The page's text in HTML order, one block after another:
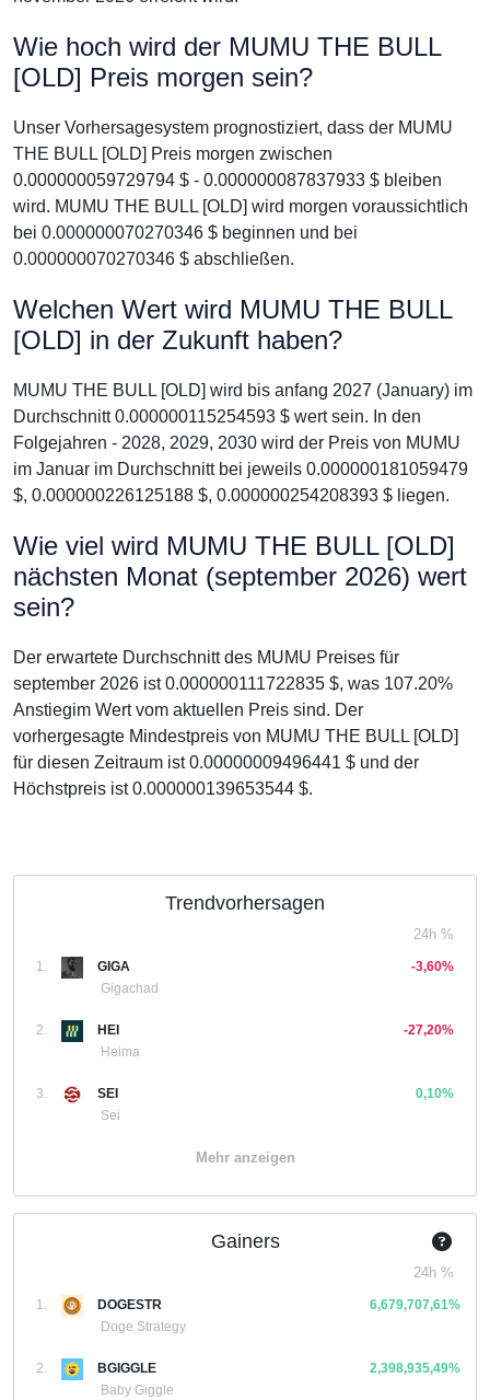
Wie hoch wird der MUMU THE BULL
[OLD] Preis morgen sein?
Unser Vorhersagesystem prognostiziert, dass der MUMU
THE BULL [OLD] Preis morgen zwischen
0.000000059729794 $ - 0.000000087837933 $ bleiben
wird. MUMU THE BULL [OLD] wird morgen voraussichtlich
bei 0.000000070270346 $ beginnen und bei
0.000000070270346 $ abschließen.
Welchen Wert wird MUMU THE BULL
[OLD] in der Zukunft haben?
MUMU THE BULL [OLD] wird bis anfang 2027 (January) im
Durchschnitt 0.000000115254593 $ wert sein. In den
Folgejahren - 2028, 2029, 2030 wird der Preis von MUMU
im Januar im Durchschnitt bei jeweils 0.000000181059479
$, 0.000000226125188 $, 0.000000254208393 $ liegen.
Wie viel wird MUMU THE BULL [OLD]
nächsten Monat (september 2026) wert
sein?
Der erwartete Durchschnitt des MUMU Preises für
september 2026 ist 0.000000111722835 $, was 107.20%
Anstiegim Wert vom aktuellen Preis sind. Der
vorhergesagte Mindestpreis von MUMU THE BULL [OLD]
für diesen Zeitraum ist 0.00000009496441 $ und der
Höchstpreis ist 0.000000139653544 $.
Trendvorhersagen
24h %
1.
GIGA
Gigachad
-3,60%
2.
HEI
Heima
-27,20%
3.
SEI
Sei
0,10%
Mehr anzeigen
Gainers
24h %
1.
DOGESTR
Doge Strategy
6,679,707,61%
2.
BGIGGLE
Baby Giggle
2,398,935,49%